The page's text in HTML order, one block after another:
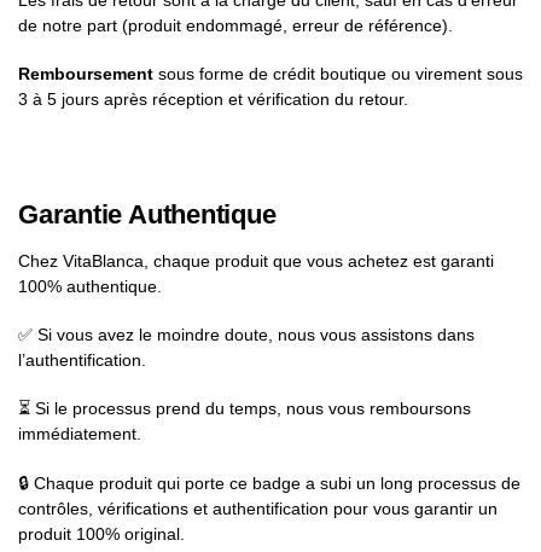
de notre part (produit endommagé, erreur de référence).
Remboursement sous forme de crédit boutique ou virement sous
3 à 5 jours après réception et vérification du retour.
Garantie Authentique
Chez VitaBlanca, chaque produit que vous achetez est garanti
100% authentique.
✅ Si vous avez le moindre doute, nous vous assistons dans
l’authentification.
⏳ Si le processus prend du temps, nous vous remboursons
immédiatement.
🔒 Chaque produit qui porte ce badge a subi un long processus de
contrôles, vérifications et authentification pour vous garantir un
produit 100% original.